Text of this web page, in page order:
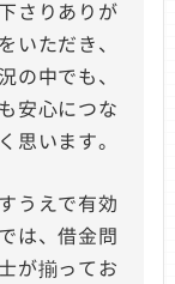
さりありが
いただき、
の中でも、
安心につな
思います。
うえで有効
は、借金問
が揃ってお